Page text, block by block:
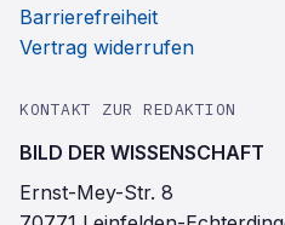
Barrierefreiheit
Vertrag widerrufen
KONTAKT ZUR REDAKTION
BILD DER WISSENSCHAFT
Ernst-Mey-Str. 8